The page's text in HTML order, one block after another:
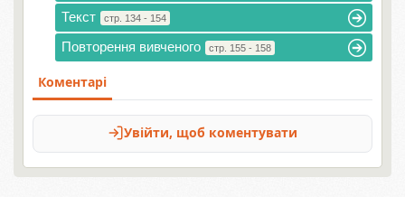
Текст стр. 134 - 154
Повторення вивченого стр. 155 - 158